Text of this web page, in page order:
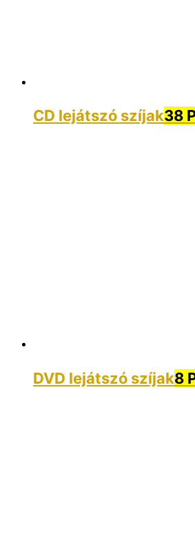
CD lejátszó szíjak38
DVD lejátszó szíjak8